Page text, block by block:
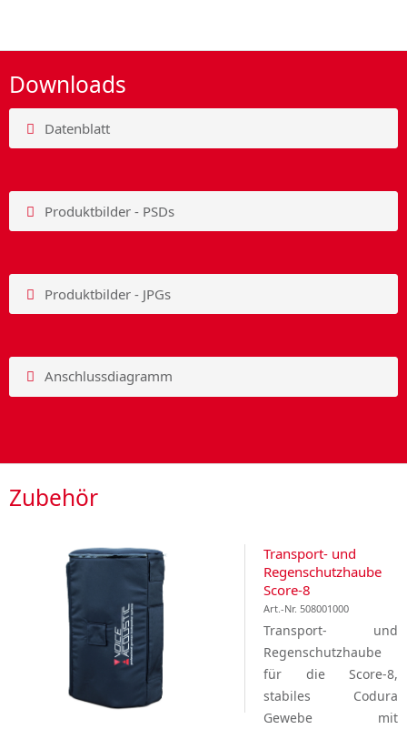
Downloads
Datenblatt
Produktbilder - PSDs
Produktbilder - JPGs
Anschlussdiagramm
Zubehör
Transport- und
Regenschutzhaube
Score-8
Art.-Nr. 508001000
Transport- und
Regenschutzhaube
für die Score-8,
stabiles Codura
Gewebe mit